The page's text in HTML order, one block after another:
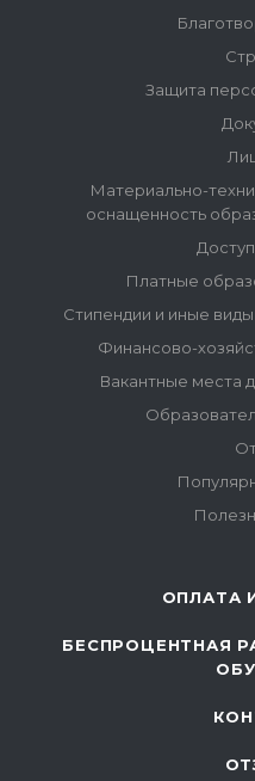
Защита
Материально-
оснащенность
Платные
Стипендии и иные
Финансово-
Вакантные места
ОПЛАТА
БЕСПРОЦЕНТНАЯ